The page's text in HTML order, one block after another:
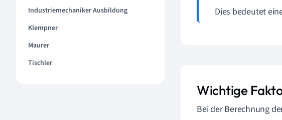
Industriemechaniker Ausbildung
Klempner
Maurer
Tischler
Dies bedeutet
Wichtige
Bei der Berechnung